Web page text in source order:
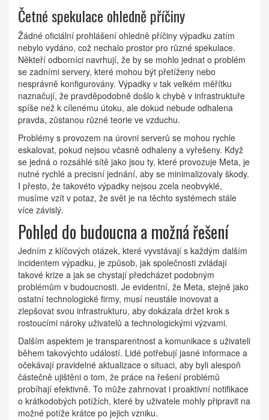
Četné spekulace ohledně příčiny
Žádné oficiální prohlášení ohledně příčiny výpadku zatím
nebylo vydáno, což nechalo prostor pro různé spekulace.
Někteří odborníci navrhují, že by se mohlo jednat o problém
se zadními servery, které mohou být přetíženy nebo
nesprávně konfigurovány. Výpadky v tak velkém měřítku
naznačují, že pravděpodobně došlo k chybě v infrastruktuře
spíše než k cílenému útoku, ale dokud nebude odhalena
pravda, zůstanou různé teorie ve vzduchu.
Problémy s provozem na úrovni serverů se mohou rychle
eskalovat, pokud nejsou včasně odhaleny a vyřešeny. Když
se jedná o rozsáhlé sítě jako jsou ty, které provozuje Meta, je
nutné rychlé a precisní jednání, aby se minimalizovaly škody.
I přesto, že takovéto výpadky nejsou zcela neobvyklé,
musíme vzít v potaz, že svět je na těchto systémech stále
více závislý.
Pohled do budoucna a možná řešení
Jedním z klíčových otázek, které vyvstávají s každým dalším
incidentem výpadku, je způsob, jak společnosti zvládají
takové krize a jak se chystají předcházet podobným
problémům v budoucnosti. Je evidentní, že Meta, stejně jako
ostatní technologické firmy, musí neustále inovovat a
zlepšovat svou infrastrukturu, aby dokázala držet krok s
rostoucími nároky uživatelů a technologickými výzvami.
Dalším aspektem je transparentnost a komunikace s uživateli
během takovýchto událostí. Lidé potřebují jasné informace a
očekávají pravidelné aktualizace o situaci, aby byli alespoň
částečně ujištěni o tom, že práce na řešení problémů
probíhají efektivně. To může zahrnovat i proaktivní notifikace
o krátkodobých potížích, které by uživatele mohly připravit na
možné potíže krátce po jejich vzniku.